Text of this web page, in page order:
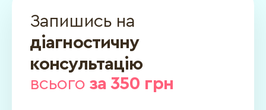
Запишись на
діагностичну
консультацію
всього за 350 грн